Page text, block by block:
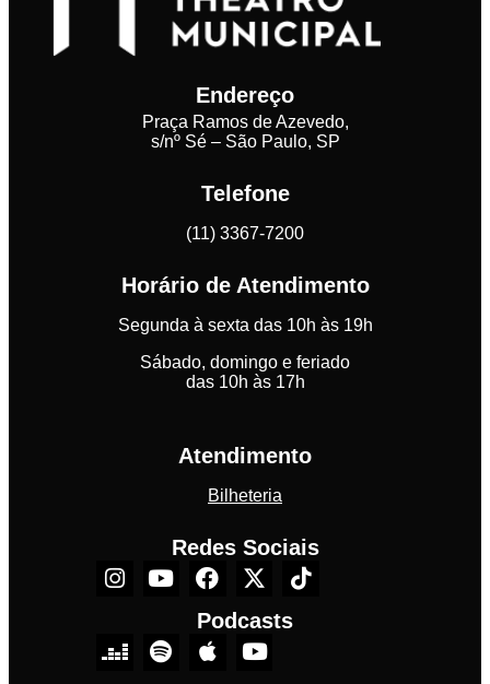
Endereço
Praça Ramos de Azevedo,
s/nº Sé – São Paulo, SP
Telefone
(11) 3367-7200
Horário de Atendimento
Segunda à sexta das 10h às 19h
Sábado, domingo e feriado
das 10h às 17h
Atendimento
Bilheteria
Redes Sociais
Podcasts